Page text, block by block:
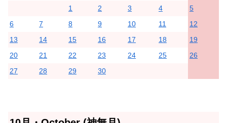
1
2 3 4
5
6
7 8 9 10 11
12
13
14 15 16 17 18
19
20
21 22 23 24 25
26
27
28 29 30